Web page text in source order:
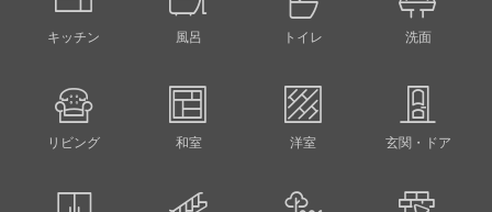
キッチン 風呂 トイレ 洗面
リビング 和室 洋室 玄関・ドア